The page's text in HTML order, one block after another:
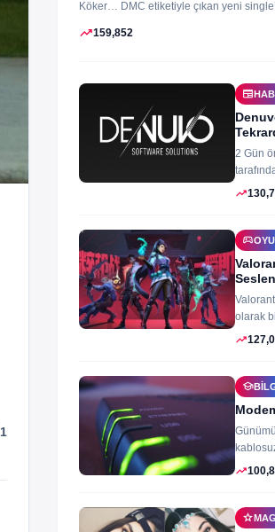
1
Köker… DMC etiketiyle çıkan yeni
trending_up159,852
newspaper
2 Gün
trending_up
sports_esports
olarak
oyun
trending_up
school
arayüz
trending_up
star